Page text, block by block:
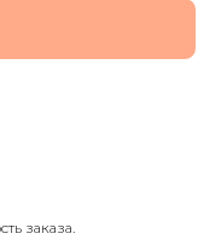
заказа.